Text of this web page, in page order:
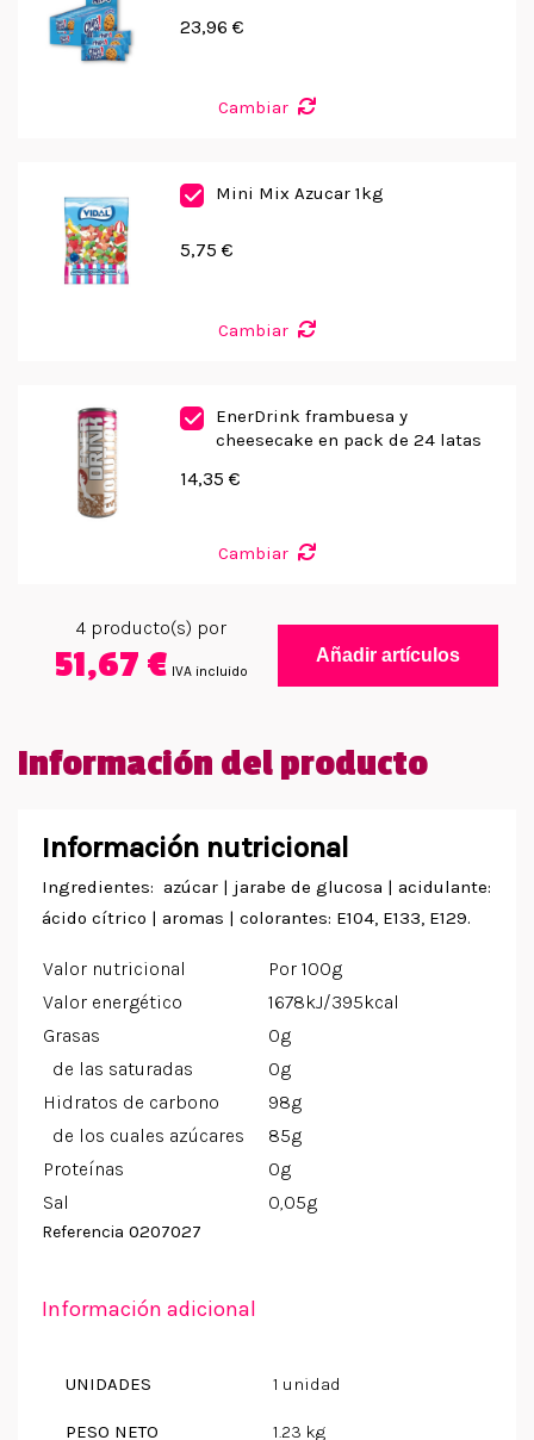
23,96 €
Cambiar
Mini Mix Azucar 1kg
5,75 €
Cambiar
EnerDrink frambuesa y
cheesecake en pack de 24 latas
14,35 €
Cambiar
4producto(s) por
51,67 € IVA incluido
Añadir artículos
Información del producto
Información nutricional
Ingredientes: azúcar | jarabe de glucosa | acidulante:
ácido cítrico | aromas | colorantes: E104, E133, E129.
Valor nutricional
Por 100g
Valor energético
1678kJ/395kcal
Grasas
0g
de las saturadas
0g
Hidratos de carbono
98g
de los cuales azúcares
85g
Proteínas
0g
Sal
0,05g
Referencia 0207027
Información adicional
UNIDADES 1 unidad
PESO NETO 1.23 kg